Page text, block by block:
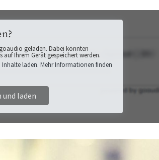
geladen. Dabei könnten
Ihrem Gerät gespeichert werden.
laden. Mehr Informationen finden
laden